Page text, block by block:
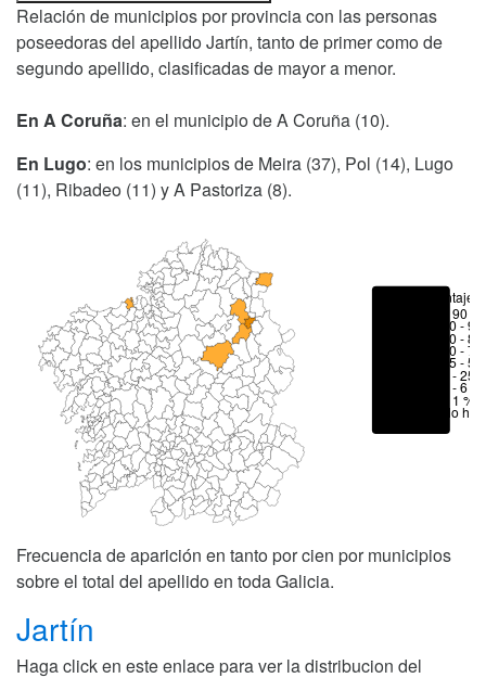
Relación de municipios por provincia con las personas
poseedoras del apellido Jartín, tanto de primer como de
segundo apellido, clasificadas de mayor a menor.
En A Coruña: en el municipio de A Coruña (10).
En Lugo: en los municipios de Meira (37), Pol (14), Lugo
(11), Ribadeo (11) y A Pastoriza (8).
Porcentajes
> 90 %
80 -
70 -
50 -
25 -
6 - 25
1 - 6 %
< 1 %
No hay
Frecuencia de aparición en tanto por cien por municipios
sobre el total del apellido en toda Galicia.
Jartín
Haga click en este enlace para ver la distribucion del